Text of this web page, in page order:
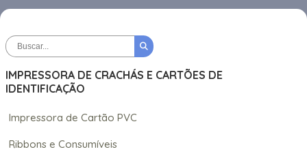
IMPRESSORA DE CRACHÁS E CARTÕES DE
IDENTIFICAÇÃO
Impressora de Cartão PVC
Ribbons e Consumíveis